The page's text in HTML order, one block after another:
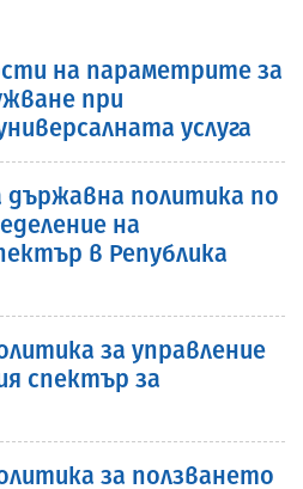
на параметрите за
при
услуга
държавна политика по
на
в Република
за управление
спектър за
за ползването